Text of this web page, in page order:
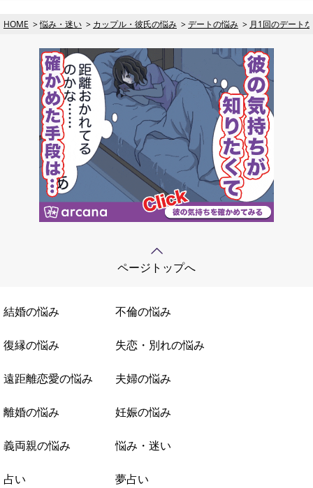
HOME 悩み・迷い カップル・彼氏の悩み デートの悩み 月1回のデート
ページトップへ
結婚の悩み 不倫の悩み
復縁の悩み 失恋・別れの悩み
遠距離恋愛の悩み 夫婦の悩み
離婚の悩み 妊娠の悩み
義両親の悩み 悩み・迷い
占い 夢占い